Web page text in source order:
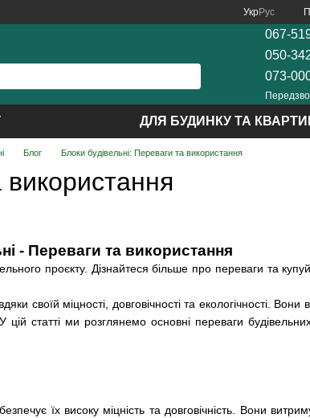
УкрРус
067-
050-
073-
ДЛЯ БУДИНКУ ТА
Блог Блоки будівельні: Переваги та використання
використання
- Переваги та використання
проєкту. Дізнайтеся більше про переваги та
своїй міцності, довговічності та екологічності.
цій статті ми розглянемо основні переваги
їх високу міцність та довговічність. Вони